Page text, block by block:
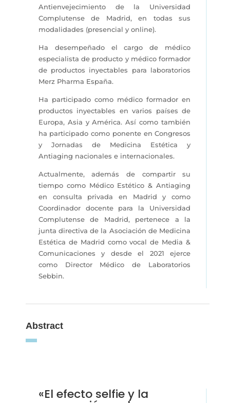
Antienvejecimiento de la Universidad
Complutense de Madrid, en todas sus
modalidades (presencial y online).
Ha desempeñado el cargo de médico
especialista de producto y médico formador
de productos inyectables para laboratorios
Merz Pharma España.
Ha participado como médico formador en
productos inyectables en varios países de
Europa, Asia y América. Así como también
ha participado como ponente en Congresos
y Jornadas de Medicina Estética y
Antiaging nacionales e internacionales.
Actualmente, además de compartir su
tiempo como Médico Estético & Antiaging
en consulta privada en Madrid y como
Coordinador docente para la Universidad
Complutense de Madrid, pertenece a la
junta directiva de la Asociación de Medicina
Estética de Madrid como vocal de Media &
Comunicaciones y desde el 2021 ejerce
como Director Médico de Laboratorios
Sebbin.
Abstract
«El efecto selfie y la